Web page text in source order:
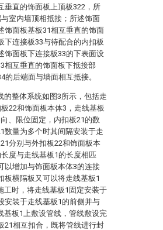
垂直的饰面板上顶板322，所
室内墙顶相抵接；所述饰面
饰面板基板31相互垂直的饰面
下连接板33与待配合的内扣板
饰面板下连接板33的下表面设
相互垂直的饰面板下抵接部
后端面与墙面相互抵接。
的整体系统如图3所示，包括走
22和饰面板本体3，走线基板
、限位固定，内扣板21的数
数量为多个时其间隔安装于走
分别与外扣板22和饰面板本
度与走线基板1的长度相匹
以增加与饰面板本体3的连接
板横隔板又可以将走线基板1
工时，将走线基板1固定安装于
安装于走线基板1的前侧并与
基板1上敷设管线，管线敷设完
21相互扣合，既将管线进行封